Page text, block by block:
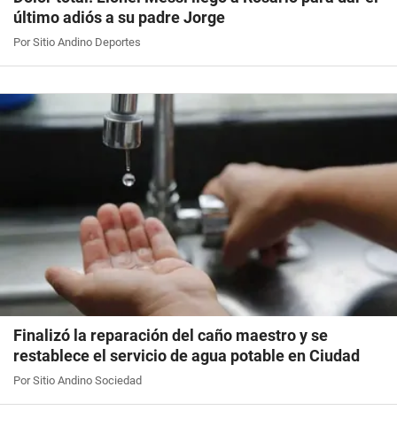
último adiós a su padre Jorge
Por Sitio Andino Deportes
Finalizó la reparación del caño maestro y se
restablece el servicio de agua potable en Ciudad
Por Sitio Andino Sociedad